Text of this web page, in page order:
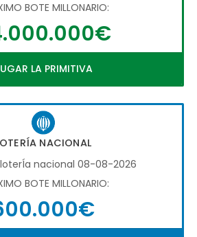
BOTE MILLONARIO:
LA PRIMITIVA
NACIONAL
nacional 08-08-2026
BOTE MILLONARIO: